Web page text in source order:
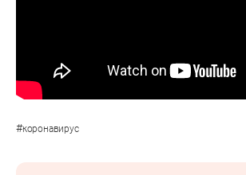
#коронавирус